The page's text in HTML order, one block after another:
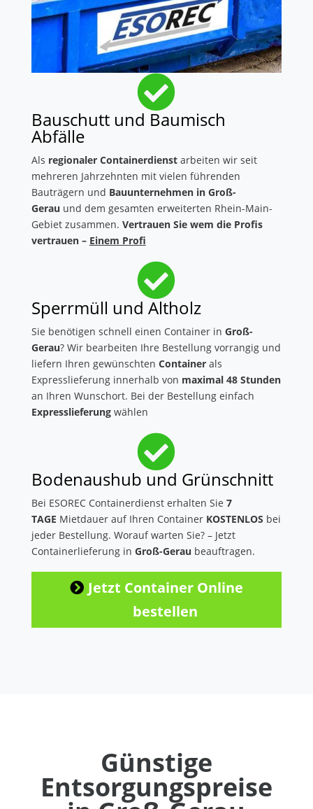

Bauschutt und Baumisch
Abfälle
Als regionaler Containerdienst arbeiten wir seit
mehreren Jahrzehnten mit vielen führenden
Bauträgern und Bauunternehmen in Groß-
Gerau und dem gesamten erweiterten Rhein-Main-
Gebiet zusammen. Vertrauen Sie wem die Profis
vertrauen – Einem Profi

Sperrmüll und Altholz
Sie benötigen schnell einen Container in Groß-
Gerau? Wir bearbeiten Ihre Bestellung vorrangig und
liefern Ihren gewünschten Containerals
Expresslieferung innerhalb von maximal 48 Stunden
an Ihren Wunschort. Bei der Bestellung einfach
Expresslieferungwählen

Bodenaushub und Grünschnitt
Bei ESOREC Containerdienst erhalten Sie 7
TAGE Mietdauer auf Ihren Container KOSTENLOS bei
jeder Bestellung. Worauf warten Sie? – Jetzt
Containerlieferung in Groß-Gerau beauftragen.
Jetzt Container Online
bestellen
Günstige
Entsorgungspreise